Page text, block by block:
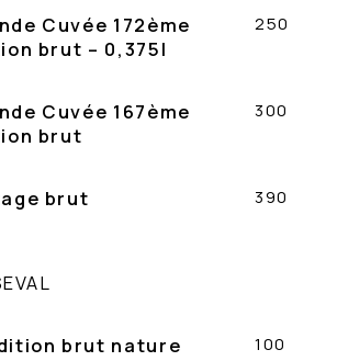
Cuvée 172ème
brut – 0,375l
250
Cuvée 167ème
brut
300
brut 390
brut nature 100